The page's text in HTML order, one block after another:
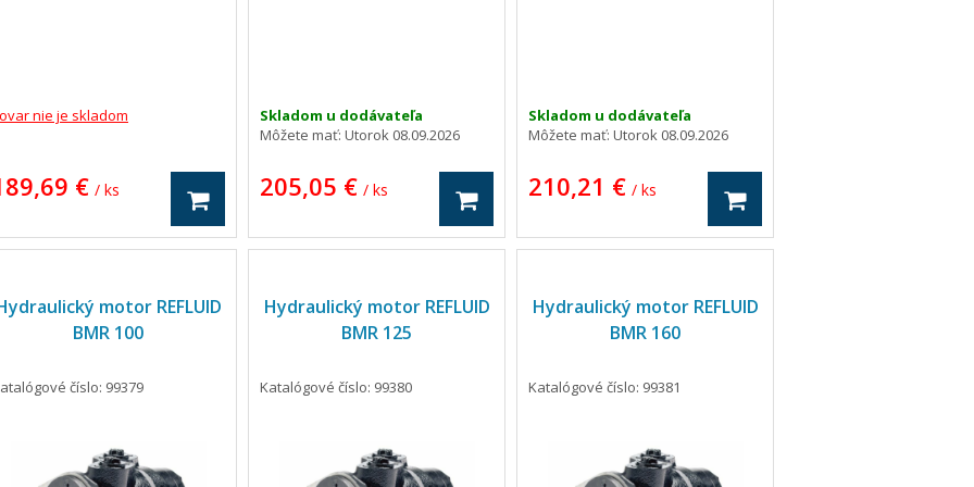
nie je skladom
€ / ks
Skladom u dodávateľa
Môžete mať: Utorok 08.09.2026
205,05 € / ks
Skladom u dodávateľa
Môžete mať: Utorok 08.09.2026
210,21 € / ks
motor REFLUID
BMR 100
číslo: 99379
Hydraulický motor REFLUID
BMR 125
Katalógové číslo: 99380
Hydraulický motor REFLUID
BMR 160
Katalógové číslo: 99381